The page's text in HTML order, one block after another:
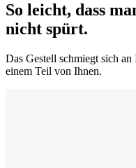
So leicht, dass
nicht spürt.
Das Gestell schmiegt sich
einem Teil von Ihnen.